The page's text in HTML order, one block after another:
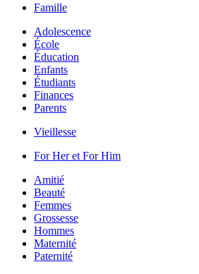
Famille
Adolescence
École
Éducation
Enfants
Étudiants
Finances
Parents
Vieillesse
For Her et For Him
Amitié
Beauté
Femmes
Grossesse
Hommes
Maternité
Paternité